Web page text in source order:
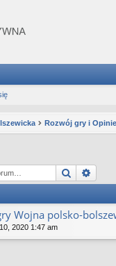
Rozwój gry i Opinie
Szukaj
Wojna polsko-
2020 1:47 am